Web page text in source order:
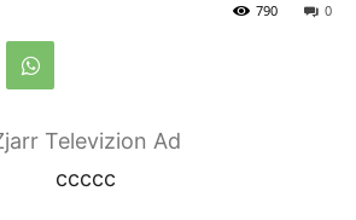
0
790
Televizion Ad
ccccc